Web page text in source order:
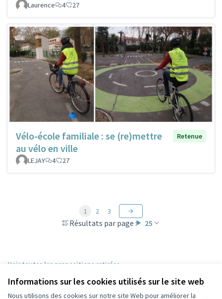
Informations sur les cookies utilisés sur le site web
Nous utilisons des cookies sur notre site Web pour améliorer la
Laurence 4 27
Vélo-école familiale : se (re)mettre
au vélo en ville
Retenue
LEJAY 4 27
Résultats par page : 25
1 2 3
Voir toutes les propositions retirées